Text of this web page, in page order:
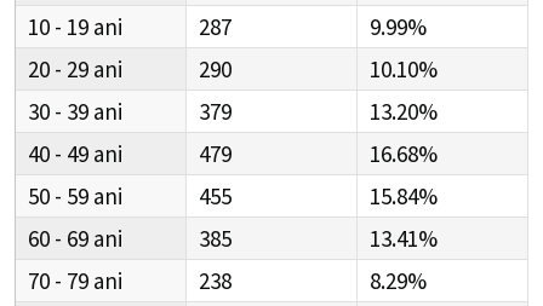
10 - 19
287
9.99%
20 - 29
290
10.10%
30 - 39
379
13.20%
40 - 49
479
16.68%
50 - 59
455
15.84%
60 - 69
385
13.41%
70 - 79
238
8.29%